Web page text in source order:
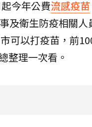
起今年公費流感疫苗
及衛生防疫相關
可以打疫苗，前
整理一次看。